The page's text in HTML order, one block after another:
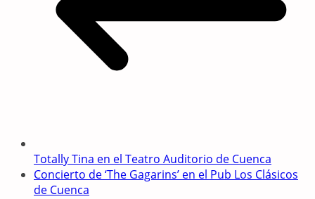
Totally Tina en el Teatro Auditorio de Cuenca
Concierto de ‘The Gagarins’ en el Pub Los Clásicos
de Cuenca